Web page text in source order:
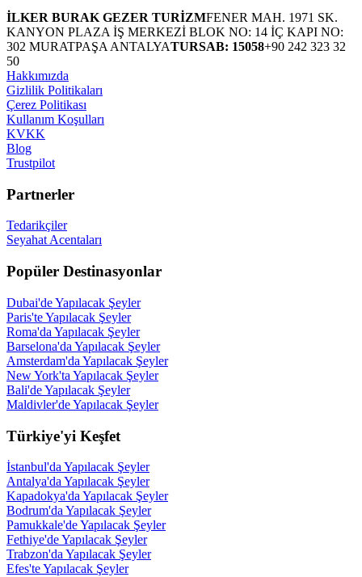
İLKER BURAK GEZER TURİZMFENER MAH. 1971 SK.
KANYON PLAZA İŞ MERKEZİ BLOK NO: 14 İÇ KAPI NO:
302 MURATPAŞA ANTALYATURSAB: 15058+90 242 323 32
50
Hakkımızda
Gizlilik Politikaları
Çerez Politikası
Kullanım Koşulları
KVKK
Blog
Trustpilot
Partnerler
Tedarikçiler
Seyahat Acentaları
Popüler Destinasyonlar
Dubai'de Yapılacak Şeyler
Paris'te Yapılacak Şeyler
Roma'da Yapılacak Şeyler
Barselona'da Yapılacak Şeyler
Amsterdam'da Yapılacak Şeyler
New York'ta Yapılacak Şeyler
Bali'de Yapılacak Şeyler
Maldivler'de Yapılacak Şeyler
Türkiye'yi Keşfet
İstanbul'da Yapılacak Şeyler
Antalya'da Yapılacak Şeyler
Kapadokya'da Yapılacak Şeyler
Bodrum'da Yapılacak Şeyler
Pamukkale'de Yapılacak Şeyler
Fethiye'de Yapılacak Şeyler
Trabzon'da Yapılacak Şeyler
Efes'te Yapılacak Şeyler